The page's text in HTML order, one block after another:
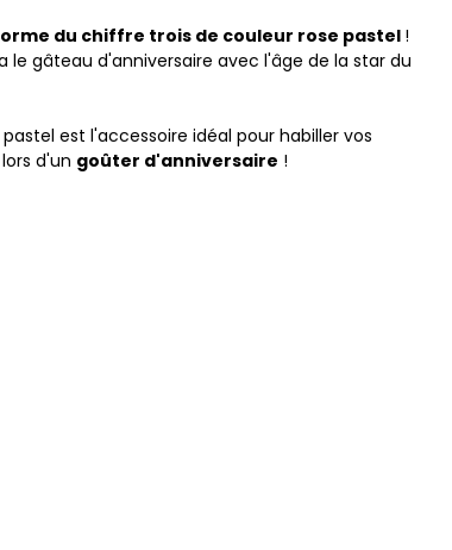
du chiffre trois de couleur rose pastel !
le gâteau d'anniversaire avec l'âge de la star du
est l'accessoire idéal pour habiller vos
d'un goûter d'anniversaire !